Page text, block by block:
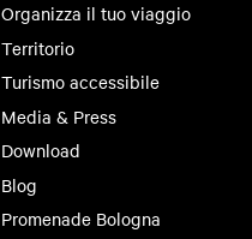
Organizza il tuo viaggio
Territorio
Turismo accessibile
Media & Press
Download
Blog
Promenade Bologna